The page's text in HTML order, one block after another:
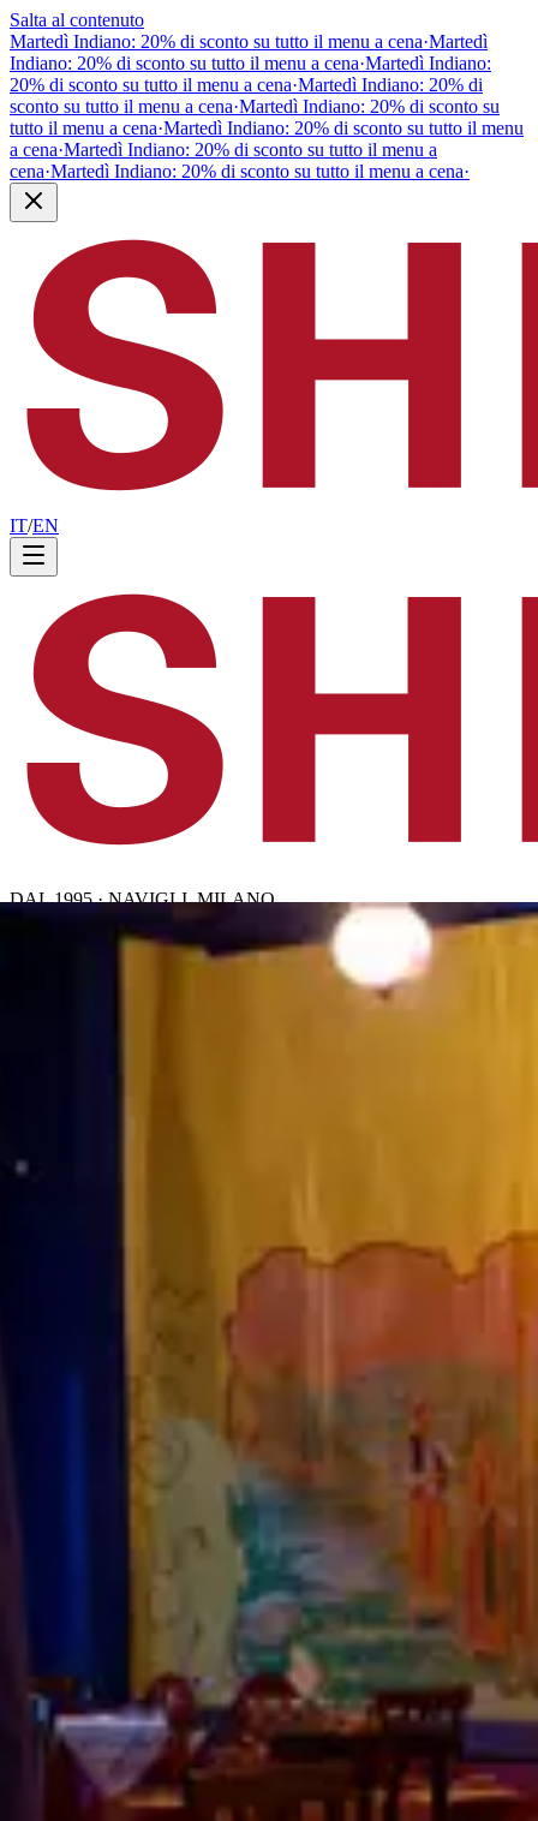
Salta al contenuto
Martedì Indiano: 20% di sconto su tutto il menu a cena·Martedì
Indiano: 20% di sconto su tutto il menu a cena·Martedì Indiano:
20% di sconto su tutto il menu a cena·Martedì Indiano: 20% di
sconto su tutto il menu a cena·Martedì Indiano: 20% di sconto su
tutto il menu a cena·Martedì Indiano: 20% di sconto su tutto il menu
a cena·Martedì Indiano: 20% di sconto su tutto il menu a
cena·Martedì Indiano: 20% di sconto su tutto il menu a cena·
IT/EN
DAL 1995 · NAVIGLI, MILANO
La Nostra Storia
Dove Siamo